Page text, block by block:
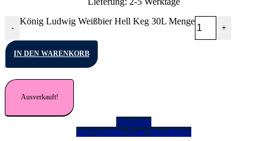
-
König Ludwig Weißbier Hell Keg 30L Menge
+
IN DEN WARENKORB
Ausverkauft!
Vorschau
zur Getränke-Liste hinzufügen